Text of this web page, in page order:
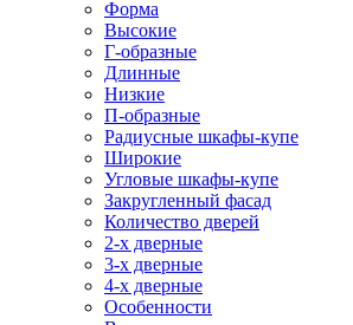
Форма
Высокие
Г-образные
Длинные
Низкие
П-образные
Радиусные шкафы-купе
Широкие
Угловые шкафы-купе
Закругленный фасад
Количество дверей
2-х дверные
3-х дверные
4-х дверные
Особенности